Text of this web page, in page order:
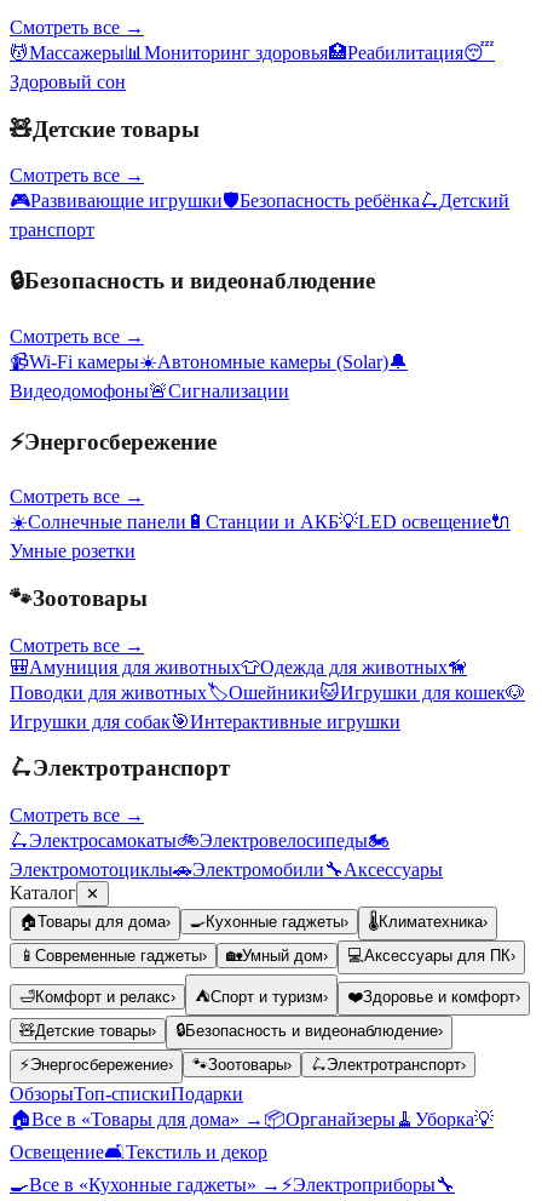
Смотреть все →
💆Массажеры📊 Мониторинг здоровья🏥Реабилитация😴
Здоровый сон
🧸Детские товары
Смотреть все →
🎮Развивающие игрушки🛡️Безопасность ребёнка🛴Детский
транспорт
🔒Безопасность и видеонаблюдение
Смотреть все →
📹Wi-Fi камеры☀️Автономные камеры (Solar)🔔
Видеодомофоны🚨Сигнализации
⚡Энергосбережение
Смотреть все →
☀️Солнечные панели 🔋 Станции и АКБ💡LED освещение🔌
Умные розетки
🐾Зоотовары
Смотреть все →
🎒Амуниция для животных👕Одежда для животных🦮
Поводки для животных🏷️Ошейники🐱Игрушки для кошек🐶
Игрушки для собак🎯Интерактивные игрушки
🛴Электротранспорт
Смотреть все →
🛴Электросамокаты🚲Электровелосипеды🏍️
Электромотоциклы🚗Электромобили🔧Аксессуары
Каталог ✕
🏠Товары для дома› 🍳Кухонные гаджеты› 🌡️Климатехника›
📱 Современные гаджеты› 🏡Умный дом› 💻Аксессуары для ПК›
🛁Комфорт и релакс› ⛺Спорт и туризм› ❤️Здоровье и комфорт›
🧸Детские товары› 🔒Безопасность и видеонаблюдение›
⚡Энергосбережение› 🐾Зоотовары› 🛴Электротранспорт›
ОбзорыТоп-спискиПодарки
🏠Все в «Товары для дома» → 📦Органайзеры🧹 Уборка💡
Освещение🛋️Текстиль и декор
🍳Все в «Кухонные гаджеты» → ⚡Электроприборы🔧